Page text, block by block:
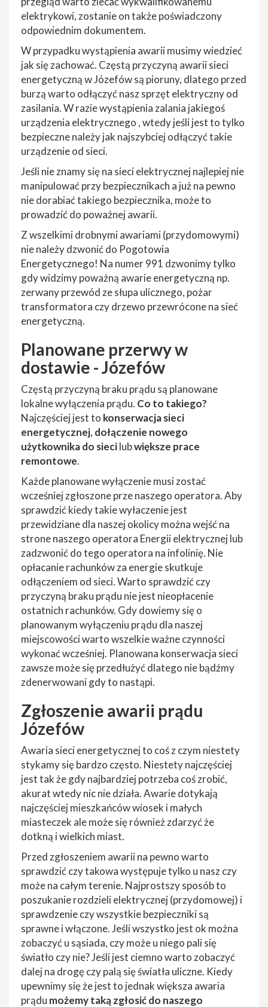
elektrykowi, zostanie on także poświadczony
odpowiednim dokumentem.
W przypadku wystąpienia awarii musimy wiedzieć
jak się zachować. Częstą przyczyną awarii sieci
energetyczną w Józefów są pioruny, dlatego przed
burzą warto odłączyć nasz sprzęt elektryczny od
zasilania. W razie wystąpienia zalania jakiegoś
urządzenia elektrycznego , wtedy jeśli jest to tylko
bezpieczne należy jak najszybciej odłączyć takie
urządzenie od sieci.
Jeśli nie znamy się na sieci elektrycznej najlepiej nie
manipulować przy bezpiecznikach a już na pewno
nie dorabiać takiego bezpiecznika, może to
prowadzić do poważnej awarii.
Z wszelkimi drobnymi awariami (przydomowymi)
nie należy dzwonić do Pogotowia
Energetycznego! Na numer 991 dzwonimy tylko
gdy widzimy poważną awarie energetyczną np.
zerwany przewód ze słupa ulicznego, pożar
transformatora czy drzewo przewrócone na sieć
energetyczną.
Planowane przerwy w
dostawie - Józefów
Częstą przyczyną braku prądu są planowane
lokalne wyłączenia prądu. Co to takiego?
Najczęściej jest to konserwacja sieci
energetycznej, dołączenie nowego
użytkownika do siecilubwiększe prace
remontowe.
Każde planowane wyłączenie musi zostać
wcześniej zgłoszone prze naszego operatora. Aby
sprawdzić kiedy takie wyłaczenie jest
przewidziane dla naszej okolicy można wejść na
strone naszego operatora Energii elektrycznej lub
zadzwonić do tego operatora na infolinię. Nie
opłacanie rachunków za energie skutkuje
odłączeniem od sieci. Warto sprawdzić czy
przyczyną braku prądu nie jest nieopłacenie
ostatnich rachunków. Gdy dowiemy się o
planowanym wyłączeniu prądu dla naszej
miejscowości warto wszelkie ważne czynności
wykonać wcześniej. Planowana konserwacja sieci
zawsze może się przedłużyć dlatego nie bądźmy
zdenerwowani gdy to nastąpi.
Zgłoszenie awarii prądu
Józefów
Awaria sieci energetycznej to coś z czym niestety
stykamy się bardzo często. Niestety najczęściej
jest tak że gdy najbardziej potrzeba coś zrobić,
akurat wtedy nic nie działa. Awarie dotykają
najczęściej mieszkańców wiosek i małych
miasteczek ale może się również zdarzyć że
dotkną i wielkich miast.
Przed zgłoszeniem awarii na pewno warto
sprawdzić czy takowa występuje tylko u nasz czy
może na całym terenie. Najprostszy sposób to
poszukanie rozdzieli elektrycznej (przydomowej) i
sprawdzenie czy wszystkie bezpieczniki są
sprawne i włączone. Jeśli wszystko jest ok można
zobaczyć u sąsiada, czy może u niego pali się
światło czy nie? Jeśli jest ciemno warto zobaczyć
dalej na drogę czy palą się światła uliczne. Kiedy
upewnimy się że jest to jednak większa awaria
prądu możemy taką zgłosić do naszego